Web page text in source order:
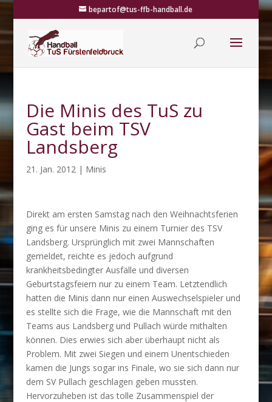
bepartof@tus-ffb-handball.de
Die Minis des TuS zu
Gast beim TSV
Landsberg
21. Jan. 2012| Minis
Direkt am ersten Samstag nach den Weihnachtsferien
ging es für unsere Minis zu einem Turnier des TSV
Landsberg. Ursprünglich mit zwei Mannschaften
gemeldet, reichte es jedoch aufgrund
krankheitsbedingter Ausfälle und diversen
Geburtstagsfeiern nur zu einem Team. Letztendlich
hatten die Minis dann nur einen Auswechselspieler und
es stellte sich die Frage, wie die Mannschaft mit den
Teams aus Landsberg und Pullach würde mithalten
können. Dies erwies sich aber überhaupt nicht als
Problem. Mit zwei Siegen und einem Unentschieden
kamen die Jungs sogar ins Finale, wo sie sich dann nur
dem SV Pullach geschlagen geben mussten.
Hervorzuheben ist das tolle Zusammenspiel der